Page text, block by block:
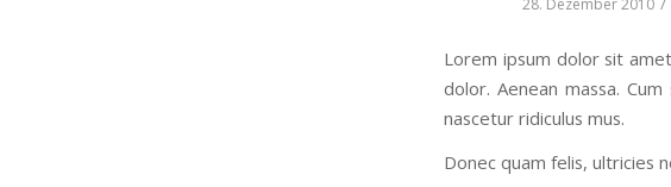
28. Dezember 2010
Lorem ipsum dolor sit
dolor. Aenean massa.
nascetur ridiculus mus.
Donec quam felis, ultricies